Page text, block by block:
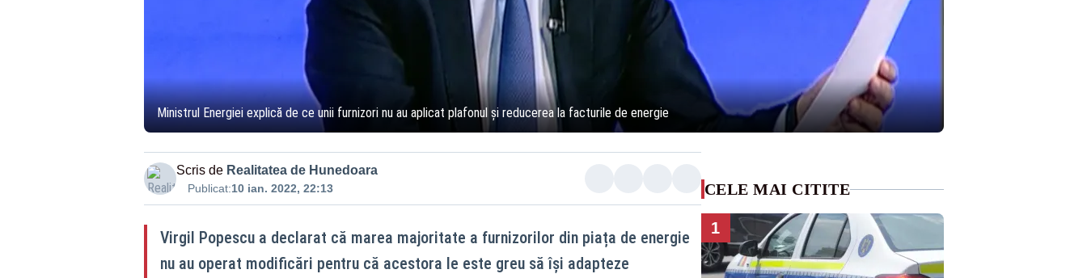
Ministrul Energiei explică de ce unii furnizori nu au aplicat plafonul și reducerea la facturile de energie
Scris de Realitatea de Hunedoara
Publicat:10 ian. 2022, 22:13
Virgil Popescu a declarat că marea majoritate a furnizorilor din piața de energie
nu au operat modificări pentru că acestora le este greu să își adapteze
CELE MAI CITITE
1